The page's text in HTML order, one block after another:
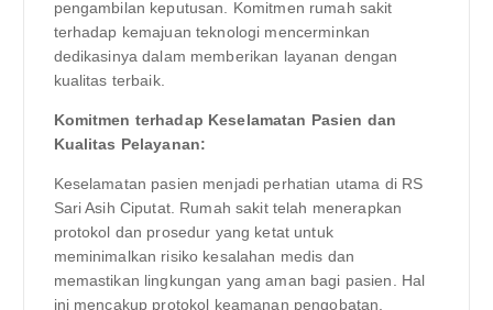
pengambilan keputusan. Komitmen rumah sakit
terhadap kemajuan teknologi mencerminkan
dedikasinya dalam memberikan layanan dengan
kualitas terbaik.
Komitmen terhadap Keselamatan Pasien dan
Kualitas Pelayanan:
Keselamatan pasien menjadi perhatian utama di RS
Sari Asih Ciputat. Rumah sakit telah menerapkan
protokol dan prosedur yang ketat untuk
meminimalkan risiko kesalahan medis dan
memastikan lingkungan yang aman bagi pasien. Hal
ini mencakup protokol keamanan pengobatan,